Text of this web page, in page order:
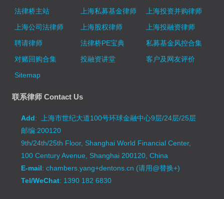
法律桥主站
上海私募基金律师
上海投资并购律师
上海公司法律师
上海股权律师
上海投融资律师
聘请律师
法律桥PE宝典
私募基金风控合集
对赌回购合集
投融资讲堂
客户及网友评价
Sitemap
联系律师 Contact Us
Add: 上海市世纪大道100号环球金融中心9层/24层/25层
邮编:200120
9th/24th/25th Floor, Shanghai World Financial Center,
100 Century Avenue, Shanghai 200120, China
E-mail: chambers.yang+dentons.cn (请用@替换+)
Tel/WeChat: 1390 182 6830